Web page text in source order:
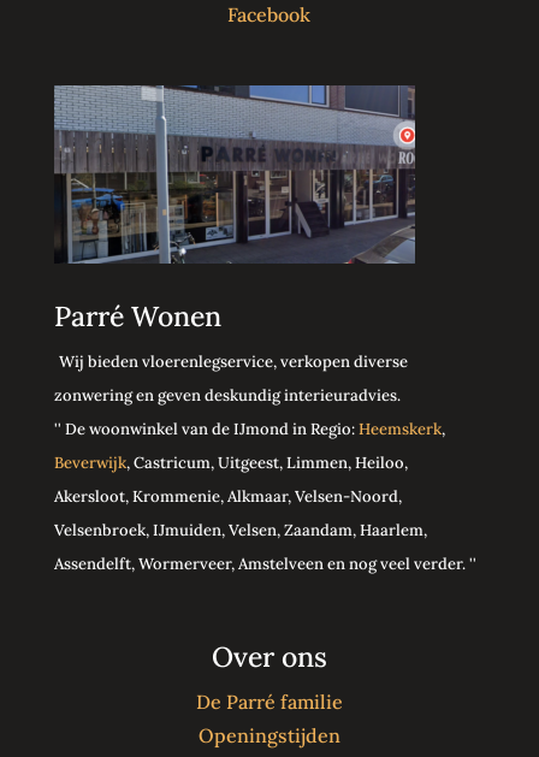
Facebook
Parré Wonen
Wij bieden vloerenlegservice, verkopen diverse
zonwering en geven deskundig interieuradvies.
'' De woonwinkel van de IJmond in Regio:Heemskerk,
Beverwijk, Castricum, Uitgeest, Limmen, Heiloo,
Akersloot, Krommenie, Alkmaar, Velsen-Noord,
Velsenbroek, IJmuiden, Velsen, Zaandam, Haarlem,
Assendelft, Wormerveer, Amstelveen en nog veel verder. ''
Over ons
De Parré familie
Openingstijden